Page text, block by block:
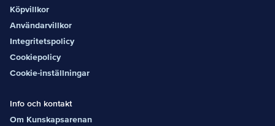
Köpvillkor
Användarvillkor
Integritetspolicy
Cookiepolicy
Cookie-inställningar
Info och kontakt
Om Kunskapsarenan